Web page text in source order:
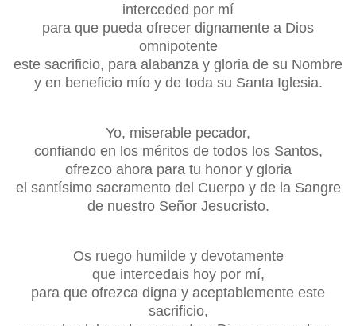
interceded por mí
para que pueda ofrecer dignamente a Dios
omnipotente
este sacrificio, para alabanza y gloria de su Nombre
y en beneficio mío y de toda su Santa Iglesia.
Yo, miserable pecador,
confiando en los méritos de todos los Santos,
ofrezco ahora para tu honor y gloria
el santísimo sacramento del Cuerpo y de la Sangre
de nuestro Señor Jesucristo.
Os ruego humilde y devotamente
que intercedais hoy por mí,
para que ofrezca digna y aceptablemente este
sacrificio,